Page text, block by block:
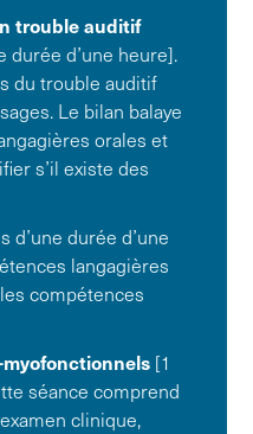
trouble auditif
durée d’une heure].
du trouble auditif
Le bilan balaye
orales et
s’il existe des
d’une durée d’une
langagières
compétences
[1
séance comprend
clinique,